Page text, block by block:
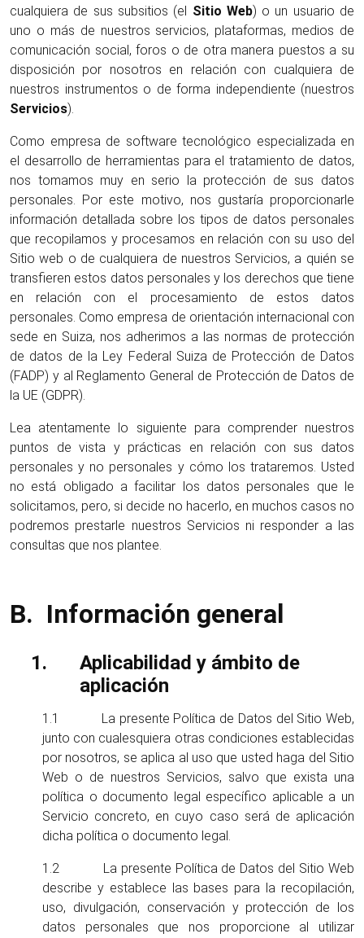
cualquiera de sus subsitios (el Sitio Web) o un usuario de
uno o más de nuestros servicios, plataformas, medios de
comunicación social, foros o de otra manera puestos a su
disposición por nosotros en relación con cualquiera de
nuestros instrumentos o de forma independiente (nuestros
Servicios).
Como empresa de software tecnológico especializada en
el desarrollo de herramientas para el tratamiento de datos,
nos tomamos muy en serio la protección de sus datos
personales. Por este motivo, nos gustaría proporcionarle
información detallada sobre los tipos de datos personales
que recopilamos y procesamos en relación con su uso del
Sitio web o de cualquiera de nuestros Servicios, a quién se
transfieren estos datos personales y los derechos que tiene
en relación con el procesamiento de estos datos
personales. Como empresa de orientación internacional con
sede en Suiza, nos adherimos a las normas de protección
de datos de la Ley Federal Suiza de Protección de Datos
(FADP) y al Reglamento General de Protección de Datos de
la UE (GDPR).
Lea atentamente lo siguiente para comprender nuestros
puntos de vista y prácticas en relación con sus datos
personales y no personales y cómo los trataremos. Usted
no está obligado a facilitar los datos personales que le
solicitamos, pero, si decide no hacerlo, en muchos casos no
podremos prestarle nuestros Servicios ni responder a las
consultas que nos plantee.
B. Información general
Aplicabilidad y ámbito de
aplicación
1.1 La presente Política de Datos del Sitio Web,
junto con cualesquiera otras condiciones establecidas
por nosotros, se aplica al uso que usted haga del Sitio
Web o de nuestros Servicios, salvo que exista una
política o documento legal específico aplicable a un
Servicio concreto, en cuyo caso será de aplicación
dicha política o documento legal.
1.2 La presente Política de Datos del Sitio Web
describe y establece las bases para la recopilación,
uso, divulgación, conservación y protección de los
datos personales que nos proporcione al utilizar